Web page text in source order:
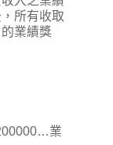
所有收取
業績獎
業